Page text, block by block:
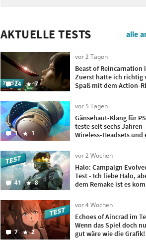
AKTUELLE TESTS alle
24 7
vor 2 Tagen
Beast of Reincarnation
Zuerst hatte ich richtig
Spaß mit dem Action-
irgendwann wollte ich
noch, dass es vorbei ist
1 1
vor 5 Tagen
Gänsehaut-Klang für
teste seit sechs Jahren
Wireless-Headsets und
auf meinem Kopf
41 8
vor 2 Wochen
Halo: Campaign
Test - Ich liebe Halo,
dem Remake ist es
7 2
vor 4 Wochen
Echoes of Aincrad im
Wenn das Spiel doch
gut wäre wie die Grafik!